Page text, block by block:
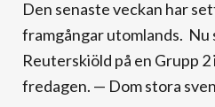
Den senaste veckan har
framgångar utomlands. Nu
Reuterskiöld på en Grupp 2
fredagen. — Dom stora